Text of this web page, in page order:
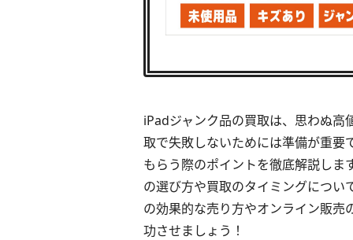
iPadジャンク品の買取は、思わぬ高
取で失敗しないためには準備が重要
もらう際のポイントを徹底解説し
の選び方や買取のタイミングについ
の効果的な売り方やオンライン販売
功させましょう！